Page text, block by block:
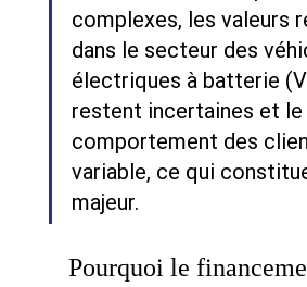
complexes, les valeurs
dans le secteur des
électriques à batterie
restent incertaines et le
comportement des
variable, ce qui
majeur.
Pourquoi le